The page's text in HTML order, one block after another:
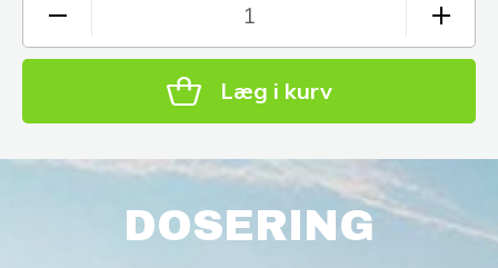
1
Læg i kurv
DOSERING